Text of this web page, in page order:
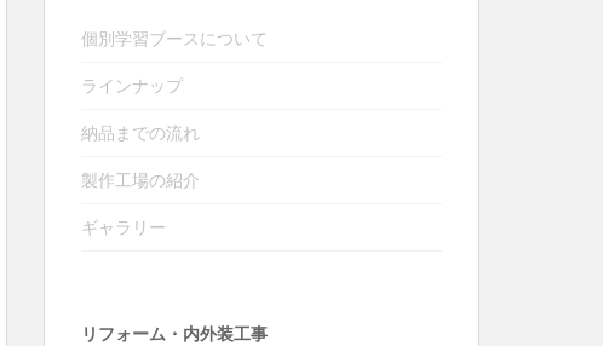
個別学習ブースについて
ラインナップ
納品までの流れ
製作工場の紹介
ギャラリー
リフォーム・内外装工事